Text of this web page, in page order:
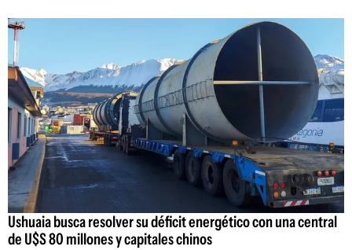
Ushuaia busca resolver su déficit energético con una central
de U$S 80 millones y capitales chinos